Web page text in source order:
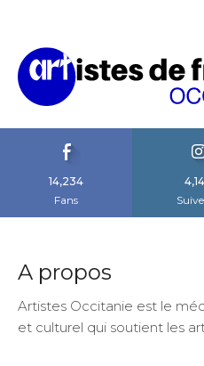
14,234
Fans
A propos
Artistes Occitanie est le
et culturel qui soutient les